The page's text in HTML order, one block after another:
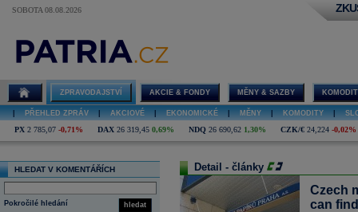
SOBOTA 08.08.2026
ZPRAVODAJSTVÍ AKCIE & FONDY MĚNY & SAZBY
PŘEHLED ZPRÁV AKCIOVÉ EKONOMICKÉ MĚNY KOMODITY
PX 2 785,07 -0,71% DAX 26 319,45 0,69% NDQ 26 690,62 1,30% CZK/€ 24,224 -0,02%
HLEDAT V KOMENTÁŘÍCH
hledat
Pokročilé hledání
Detail - články
Czech
can